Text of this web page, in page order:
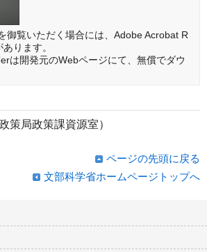
御覧いただく場合には、Adobe Acrobat R
ります。
は開発元のWebページにて、無償でダウ
策局政策課資源室）
ページの先頭に戻る
文部科学省ホームページトップへ